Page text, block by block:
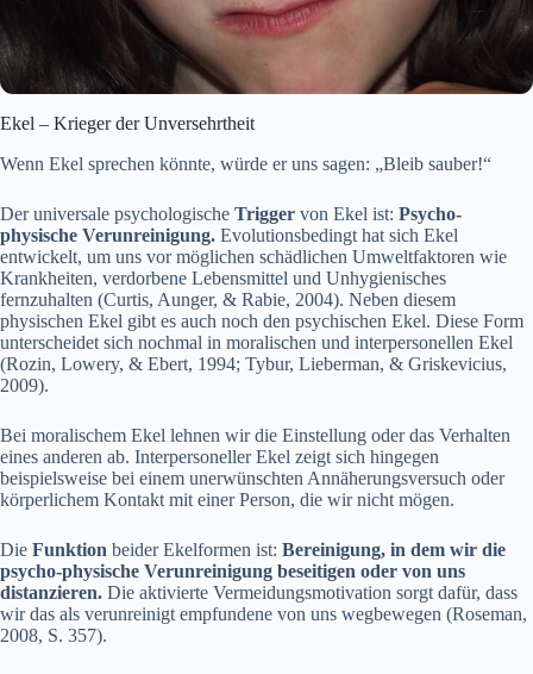
Ekel – Krieger der Unversehrtheit
Wenn Ekel sprechen könnte, würde er uns sagen: „Bleib sauber!“
Der universale psychologische Trigger von Ekel ist: Psycho-
physische Verunreinigung. Evolutionsbedingt hat sich Ekel
entwickelt, um uns vor möglichen schädlichen Umweltfaktoren wie
Krankheiten, verdorbene Lebensmittel und Unhygienisches
fernzuhalten (Curtis, Aunger, & Rabie, 2004). Neben diesem
physischen Ekel gibt es auch noch den psychischen Ekel. Diese Form
unterscheidet sich nochmal in moralischen und interpersonellen Ekel
(Rozin, Lowery, & Ebert, 1994; Tybur, Lieberman, & Griskevicius,
2009).
Bei moralischem Ekel lehnen wir die Einstellung oder das Verhalten
eines anderen ab. Interpersoneller Ekel zeigt sich hingegen
beispielsweise bei einem unerwünschten Annäherungsversuch oder
körperlichem Kontakt mit einer Person, die wir nicht mögen.
Die Funktion beider Ekelformen ist: Bereinigung, in dem wir die
psycho-physische Verunreinigung beseitigen oder von uns
distanzieren. Die aktivierte Vermeidungsmotivation sorgt dafür, dass
wir das als verunreinigt empfundene von uns wegbewegen (Roseman,
2008, S. 357).